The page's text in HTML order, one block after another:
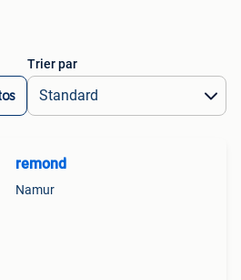
Trier par
remond
Namur